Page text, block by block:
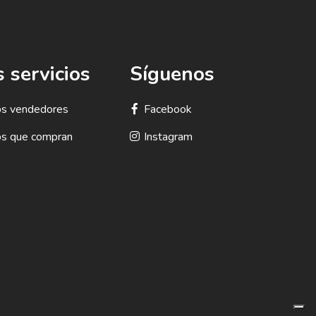
servicios
vendedores
que compran
Síguenos
Facebook
Instagram